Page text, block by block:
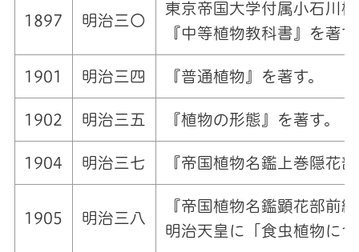
1897 明治三〇
東京帝国大学付属小石川
『中等植物教科書』を著
1901 明治三四 『普通植物』を著す。
1902 明治三五 『植物の形態』を著す。
1904 明治三七 『帝国植物名鑑上巻隠花
1905 明治三八
『帝国植物名鑑顕花部前
明治天皇に「食虫植物に